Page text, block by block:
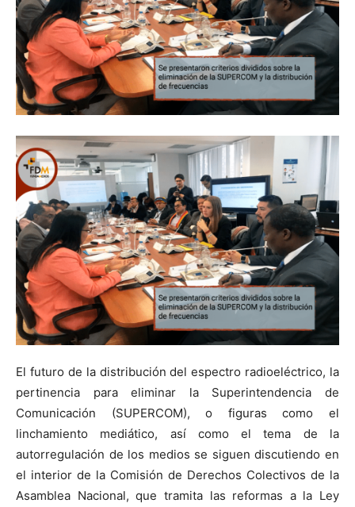
El futuro de la distribución del espectro radioeléctrico, la
pertinencia para eliminar la Superintendencia de
Comunicación (SUPERCOM), o figuras como el
linchamiento mediático, así como el tema de la
autorregulación de los medios se siguen discutiendo en
el interior de la Comisión de Derechos Colectivos de la
Asamblea Nacional, que tramita las reformas a la Ley